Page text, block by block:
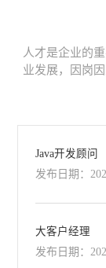
人才是企业的
业发展，因岗
Java开发顾问
发布日期：
大客户经理
发布日期：